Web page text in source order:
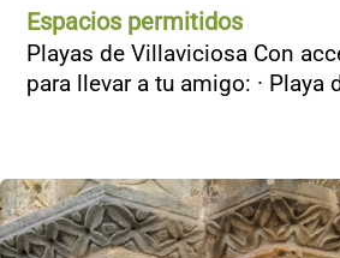
Espacios permitidos
Playas de Villaviciosa Con
para llevar a tu amigo: · Playa